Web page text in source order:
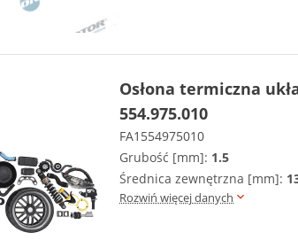
Osłona termiczna
554.975.010
FA1554975010
Grubość [mm]: 1.5
Średnica zewnętrzna [mm]:
Rozwiń więcej danych